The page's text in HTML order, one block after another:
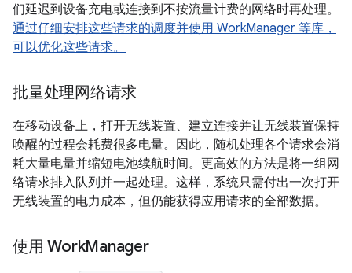
们延迟到设备充电或连接到不按流量计费的网络时再处理。
通过仔细安排这些请求的调度并使用 WorkManager 等库，
可以优化这些请求。
批量处理网络请求
在移动设备上，打开无线装置、建立连接并让无线装置保持
唤醒的过程会耗费很多电量。因此，随机处理各个请求会消
耗大量电量并缩短电池续航时间。更高效的方法是将一组网
络请求排入队列并一起处理。这样，系统只需付出一次打开
无线装置的电力成本，但仍能获得应用请求的全部数据。
使用 WorkManager